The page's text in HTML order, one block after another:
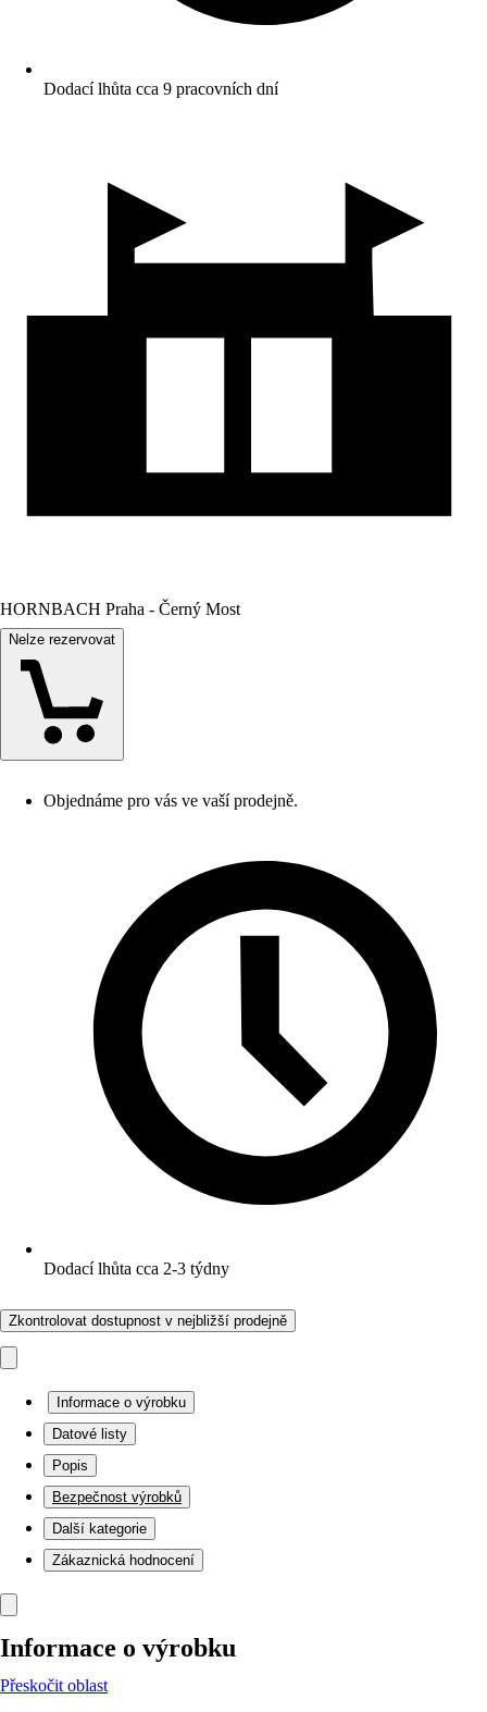
Dodací lhůta cca 9 pracovních dní
HORNBACH Praha - Černý Most
Nelze rezervovat
Objednáme pro vás ve vaší prodejně.
Dodací lhůta cca 2-3 týdny
Zkontrolovat dostupnost v nejbližší prodejně
Informace o výrobku
Datové listy
Popis
Bezpečnost výrobků
Další kategorie
Zákaznická hodnocení
Informace o výrobku
Přeskočit oblast